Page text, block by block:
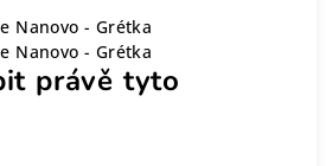
právě tyto